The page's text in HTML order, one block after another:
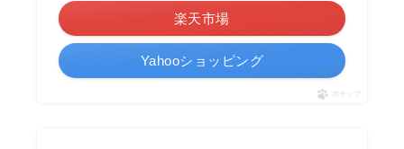
楽天市場
Yahooショッピング
ポチップ